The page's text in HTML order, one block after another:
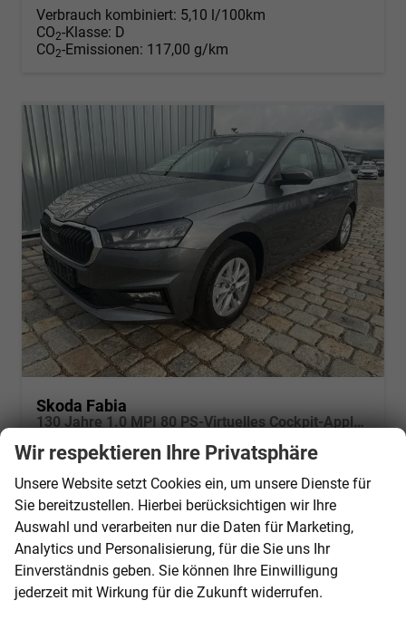
Verbrauch kombiniert: 5,10 l/100km
CO2-Klasse: D
CO2-Emissionen: 117,00 g/km
Skoda Fabia
130 Jahre 1.0 MPI 80 PS-Virtuelles Cockpit-AppleCarplay-Android-Auto-LED-Klima-Tempomat-Rückfahrkamera-DAB-SHZ-15" Alu-sofort
71312 Getriebe
Schalt. 5-Gang
Benzin Außenfarbe
Graphite Grau Metallic
59 kW (80 PS)
18.950,– €
incl. 19% MwSt.
Verbrauch kombiniert:5,10 l/100km
Wir respektieren Ihre Privatsphäre
Unsere Website setzt Cookies ein, um unsere Dienste für
Sie bereitzustellen. Hierbei berücksichtigen wir Ihre
Auswahl und verarbeiten nur die Daten für Marketing,
Analytics und Personalisierung, für die Sie uns Ihr
Einverständnis geben. Sie können Ihre Einwilligung
jederzeit mit Wirkung für die Zukunft widerrufen.